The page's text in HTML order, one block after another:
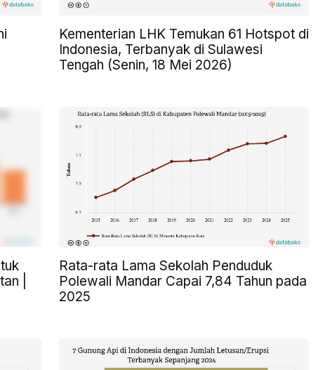
Kementerian LHK Temukan 61 Hotspot di
Indonesia, Terbanyak di Sulawesi
Tengah (Senin, 18 Mei 2026)
|
Rata-rata Lama Sekolah Penduduk
Polewali Mandar Capai 7,84 Tahun pada
2025